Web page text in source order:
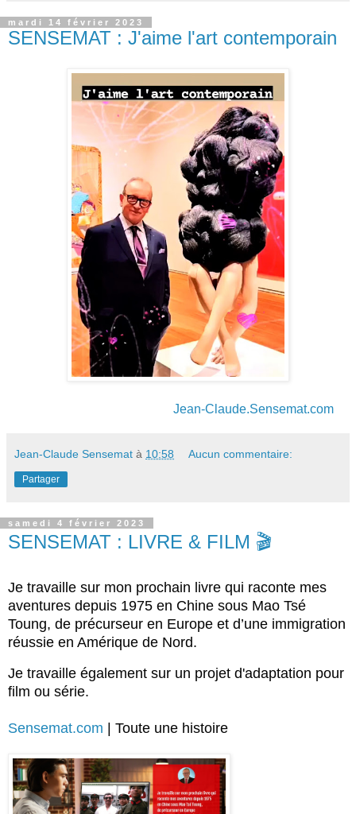
mardi 14 février 2023
SENSEMAT : J'aime l'art contemporain
Jean-Claude.Sensemat.com
Jean-Claude Sensemat à 10:58 Aucun commentaire:
Partager
samedi 4 février 2023
SENSEMAT : LIVRE & FILM 🎬
Je travaille sur mon prochain livre qui raconte mes
aventures depuis 1975 en Chine sous Mao Tsé
Toung, de précurseur en Europe et d’une immigration
réussie en Amérique de Nord.
Je travaille également sur un projet d'adaptation pour
film ou série.
Sensemat.com | Toute une histoire